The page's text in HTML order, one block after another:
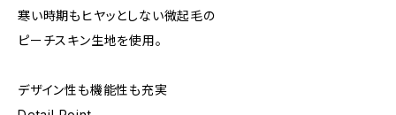
寒い時期もヒヤッとしない微起毛の
ピーチスキン生地を使用。
デザイン性も機能性も充実